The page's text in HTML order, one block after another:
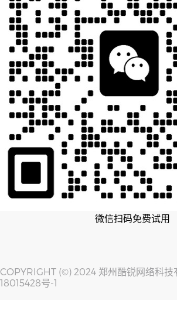
微信扫码免费试用
COPYRIGHT (©) 2024 郑州酷锐网络科技
18015428号-1